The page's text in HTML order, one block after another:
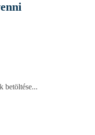
betöltése...